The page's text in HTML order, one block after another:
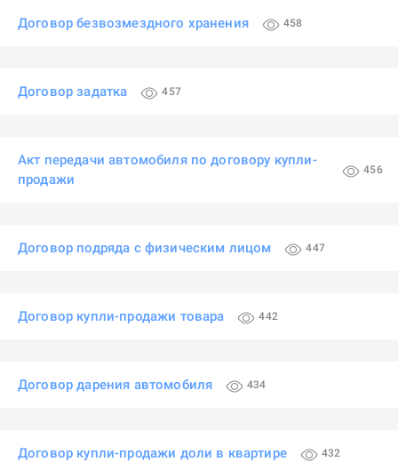
Договор безвозмездного хранения 458
Договор задатка 457
Акт передачи автомобиля по договору купли-
продажи
456
Договор подряда с физическим лицом 447
Договор купли-продажи товара 442
Договор дарения автомобиля 434
Договор купли-продажи доли в квартире 432